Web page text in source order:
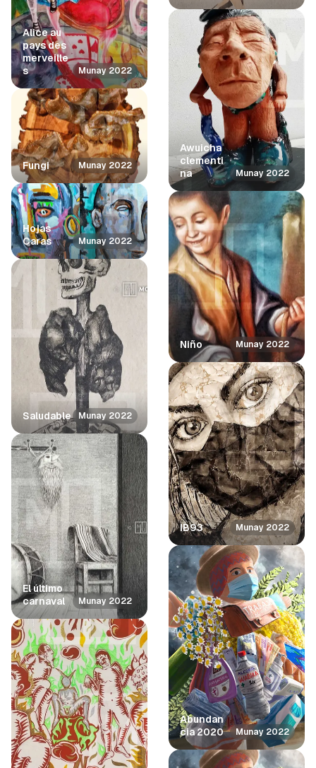
Alice au
pays des
merveille
s
Munay 2022
Fungi Munay 2022
Hojas
Caras
Munay 2022
Saludable Munay 2022
El último
carnaval
Munay 2022
Awuicha
clementi
na
Munay 2022
Niño Munay 2022
IB93 Munay 2022
Abundan
cia 2020
Munay 2022